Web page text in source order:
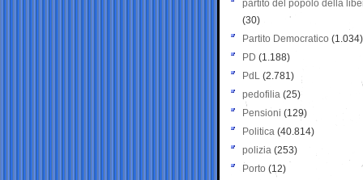
partito del popolo della
(30)
Partito Democratico (1.034)
PD (1.188)
PdL (2.781)
pedofilia (25)
Pensioni (129)
Politica (40.814)
polizia (253)
Porto (12)